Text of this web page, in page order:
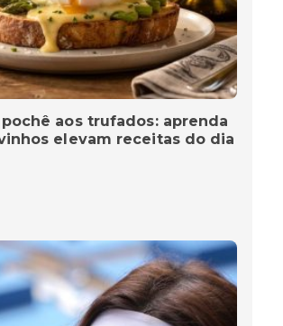
aos trufados: aprenda
elevam receitas do dia